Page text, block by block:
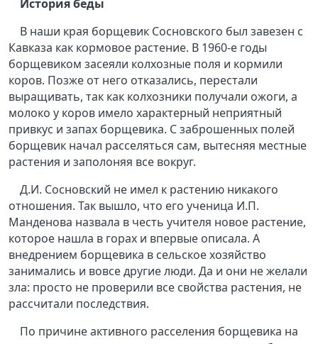
История беды
В наши края борщевик Сосновского был завезен с
Кавказа как кормовое растение. В 1960-е годы
борщевиком засеяли колхозные поля и кормили
коров. Позже от него отказались, перестали
выращивать, так как колхозники получали ожоги, а
молоко у коров имело характерный неприятный
привкус и запах борщевика. С заброшенных полей
борщевик начал расселяться сам, вытесняя местные
растения и заполоняя все вокруг.
Д.И. Сосновский не имел к растению никакого
отношения. Так вышло, что его ученица И.П.
Манденова назвала в честь учителя новое растение,
которое нашла в горах и впервые описала. А
внедрением борщевика в сельское хозяйство
занимались и вовсе другие люди. Да и они не желали
зла: просто не проверили все свойства растения, не
рассчитали последствия.
По причине активного расселения борщевика на